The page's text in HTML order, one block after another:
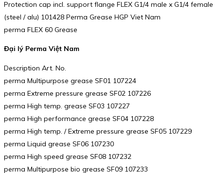
Protection cap incl. support flange FLEX G1/4 male x G1/4 female
(steel / alu) 101428 Perma Grease HGP Viet Nam
perma FLEX 60 Grease
Đại lý Perma Việt Nam
Description Art. No.
perma Multipurpose grease SF01 107224
perma Extreme pressure grease SF02 107226
perma High temp. grease SF03 107227
perma High performance grease SF04 107228
perma High temp. / Extreme pressure grease SF05 107229
perma Liquid grease SF06 107230
perma High speed grease SF08 107232
perma Multipurpose bio grease SF09 107233